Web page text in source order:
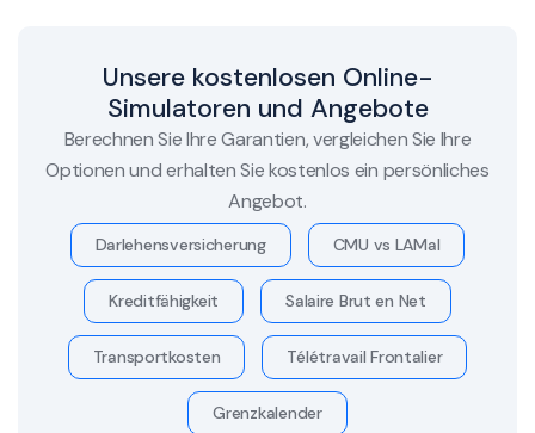
Unsere kostenlosen Online-
Simulatoren und Angebote
Berechnen Sie Ihre Garantien, vergleichen Sie Ihre
Optionen und erhalten Sie kostenlos ein persönliches
Angebot.
Darlehensversicherung CMU vs LAMal
Kreditfähigkeit Salaire Brut en Net
Transportkosten Télétravail Frontalier
Grenzkalender